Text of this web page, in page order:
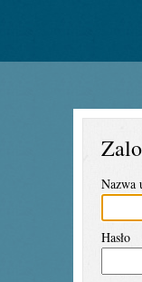
Nazwa
Hasło